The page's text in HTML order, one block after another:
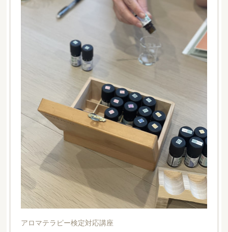
アロマテラピー検定対応講座